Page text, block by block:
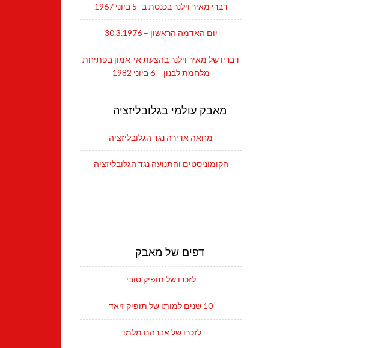
דברי מאיר וילנר בכנסת ב- 5 ביוני 1967
יום האדמה הראשון – 30.3.1976
דבריו של מאיר וילנר בהצעת אי-אמון בפתיחת
מלחמת לבנון – 6 ביוני 1982
מאבק עולמי בגלובליזציה
מחאה אדירה נגד הגלובליזציה
הקומוניסטים והתנועה נגד הגלובליזציה
דפים של מאבק
לזכרו של תופיק טובי
10 שנים למותו של תופיק זיאד
לזכרו של אברהם מלמד